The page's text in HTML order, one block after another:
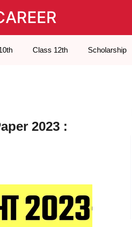
Class 12th Scholarship
2023 :